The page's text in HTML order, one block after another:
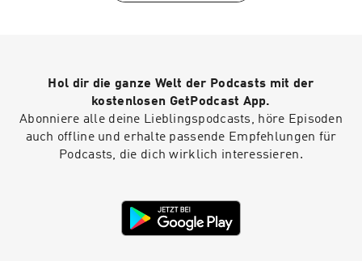
Hol dir die ganze Welt der Podcasts mit der
kostenlosen GetPodcast App.
Abonniere alle deine Lieblingspodcasts, höre Episoden
auch offline und erhalte passende Empfehlungen für
Podcasts, die dich wirklich interessieren.